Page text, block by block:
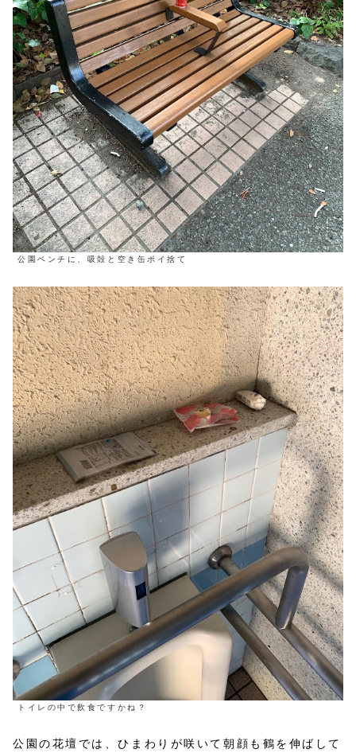
公園ベンチに、吸殻と空き缶ポイ捨て
トイレの中で飲食ですかね？
公園の花壇では、ひまわりが咲いて朝顔も鶴を伸ばして